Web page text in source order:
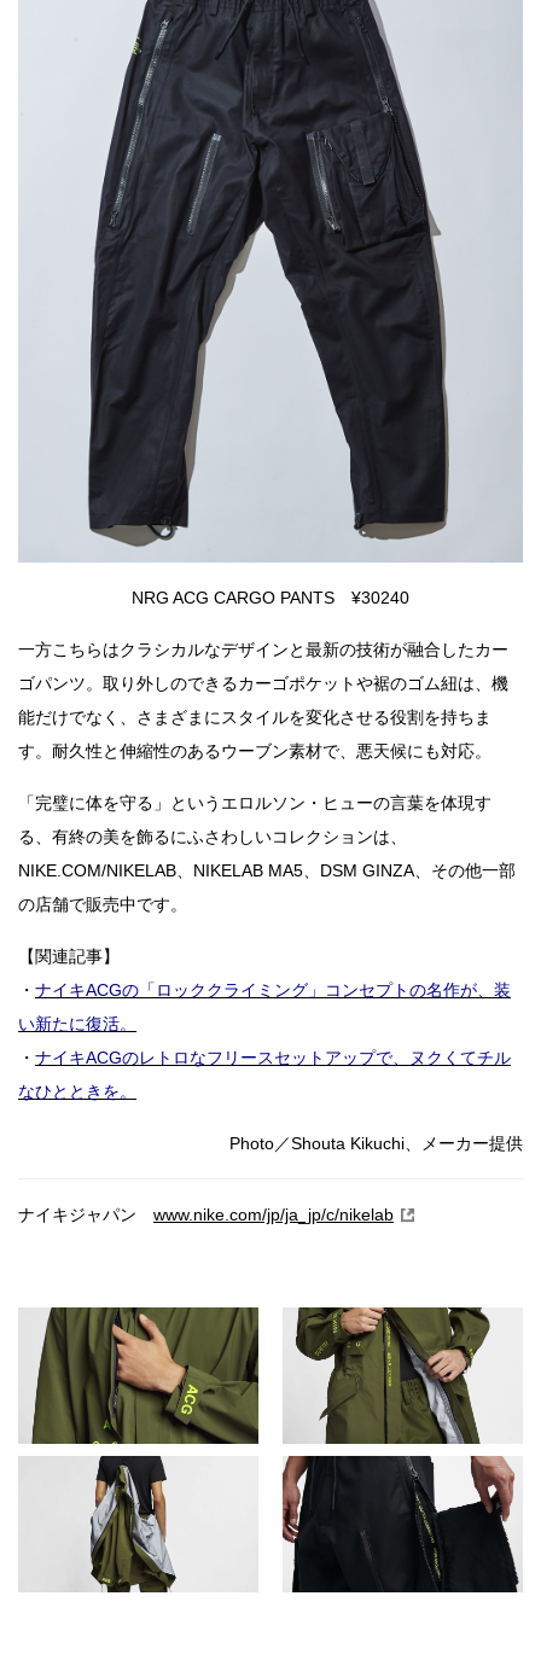
NRG ACG CARGO PANTS ¥30240
一方こちらはクラシカルなデザインと最新の技術が融合したカー
ゴパンツ。取り外しのできるカーゴポケットや裾のゴム紐は、機
能だけでなく、さまざまにスタイルを変化させる役割を持ちま
す。耐久性と伸縮性のあるウーブン素材で、悪天候にも対応。
「完璧に体を守る」というエロルソン・ヒューの言葉を体現す
る、有終の美を飾るにふさわしいコレクションは、
NIKE.COM/NIKELAB、NIKELAB MA5、DSM GINZA、その他一部
の店舗で販売中です。
【関連記事】
・ ナイキACGの「ロッククライミング」コンセプトの名作が、装
い新たに復活。
・ ナイキACGのレトロなフリースセットアップで、ヌクくてチル
なひとときを。
Photo／Shouta Kikuchi、メーカー提供
ナイキジャパン www.nike.com/jp/ja_jp/c/nikelab